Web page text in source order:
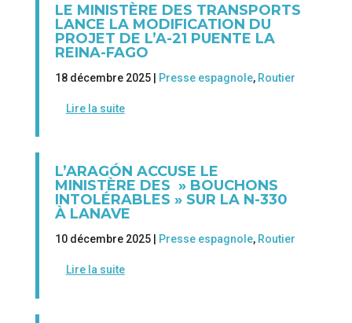
LE MINISTÈRE DES TRANSPORTS
LANCE LA MODIFICATION DU
PROJET DE L’A-21 PUENTE LA
REINA-FAGO
18 décembre 2025 | Presse espagnole, Routier
Lire la suite
L’ARAGÓN ACCUSE LE
MINISTÈRE DES » BOUCHONS
INTOLÉRABLES » SUR LA N-330
À LANAVE
10 décembre 2025 | Presse espagnole, Routier
Lire la suite